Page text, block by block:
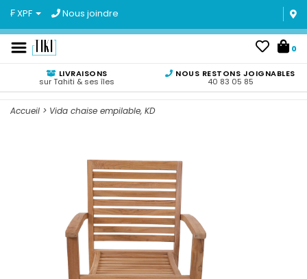
₣ XPF Nous joindre
0
LIVRAISONS
sur Tahiti & ses îles
NOUS RESTONS JOIGNABLES
40 83 05 85
Accueil > Vida chaise empilable, KD